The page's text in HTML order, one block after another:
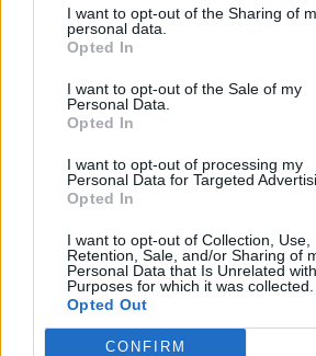
I want to opt-out of the Sharing of
personal data.
Opted In
I want to opt-out of the Sale of my
Personal Data.
Opted In
I want to opt-out of processing my
Personal Data for Targeted
Opted In
I want to opt-out of Collection, Use,
Retention, Sale, and/or Sharing of
Personal Data that Is Unrelated
Purposes for which it was collected.
Opted Out
CONFIRM
Collector
Sparkonto
%
Avanza
Sparkonto+
Nordax Sparkonto
Xtra
Fast
SevenDay
Sparkonto
Rörlig